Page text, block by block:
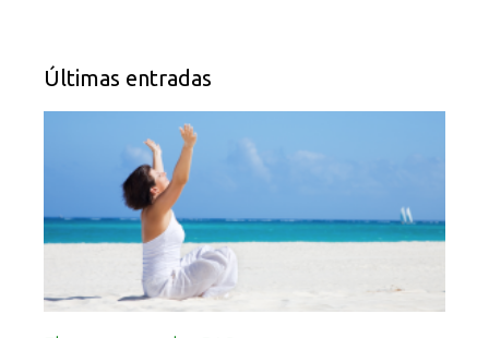
Últimas entradas